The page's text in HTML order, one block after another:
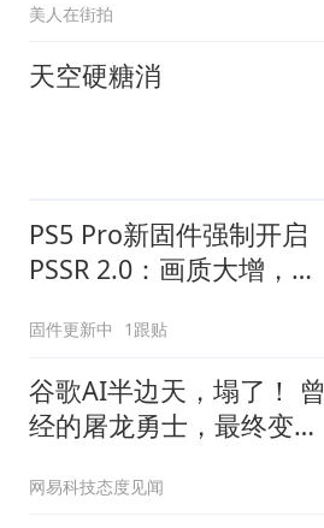
美人在街拍
天空硬糖消
PS5 Pro新固件强制开启
PSSR 2.0：画质大增，但
固件更新中 1跟贴
谷歌AI半边天，塌了！ 曾
经的屠龙勇士，最终变成
网易科技态度见闻